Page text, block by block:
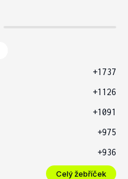
+1737
+1126
+1091
+975
+936
Celý žebříček